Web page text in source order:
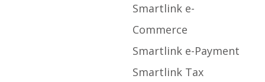
Smartlink e-
Commerce
Smartlink e-Payment
Smartlink Tax